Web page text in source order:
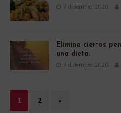
7 diciembre, 2020
Elimina ciertos
una dieta.
7 diciembre, 2020
1 2 »